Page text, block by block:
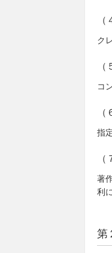
ク
コ
指
著
利
第